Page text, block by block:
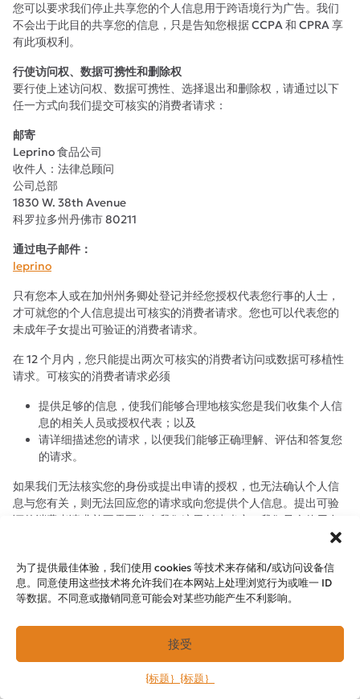
为了提供最佳体验，我们使用 cookies 等技术来存储和/或访问设备信
息。同意使用这些技术将允许我们在本网站上处理浏览行为或唯一 ID
等数据。不同意或撤销同意可能会对某些功能产生不利影响。
接受
{标题｝ {标题｝
您可以要求我们停止共享您的个人信息用于跨语境行为广告。我们
不会出于此目的共享您的信息，只是告知您根据 CCPA 和 CPRA 享
有此项权利。
行使访问权、数据可携性和删除权
要行使上述访问权、数据可携性、选择退出和删除权，请通过以下
任一方式向我们提交可核实的消费者请求：
邮寄
Leprino 食品公司
收件人：法律总顾问
公司总部
1830 W. 38th Avenue
科罗拉多州丹佛市 80211
通过电子邮件：
leprino
只有您本人或在加州州务卿处登记并经您授权代表您行事的人士，
才可就您的个人信息提出可核实的消费者请求。您也可以代表您的
未成年子女提出可验证的消费者请求。
在 12 个月内，您只能提出两次可核实的消费者访问或数据可移植性
请求。可核实的消费者请求必须
提供足够的信息，使我们能够合理地核实您是我们收集个人信
息的相关人员或授权代表；以及
请详细描述您的请求，以便我们能够正确理解、评估和答复您
的请求。
如果我们无法核实您的身份或提出申请的授权，也无法确认个人信
息与您有关，则无法回应您的请求或向您提供个人信息。提出可验
证的消费者请求并不需要您在我们这里创建账户。我们只会使用在
可核实的消费者请求中提供的个人信息来核实请求者的身份或提出
答复时间和格式
我们努力在收到可核实的消费者请求后 45 天内做出答复。如果我们
限。如果您在我们这里开有账户，我们将向该账户发送书面答复。
如果您没有我们的账户，我们将根据您的选择，通过邮寄或电子方
费者请求之前的 12 个月。如果适用，我们还将在回复中解释无法满